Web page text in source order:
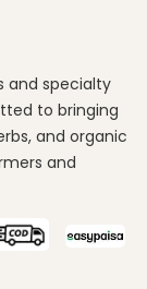
and specialty
to bringing
and organic
and